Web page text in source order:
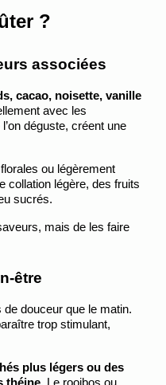
?
associées
cacao, noisette, vanille
avec les
déguste, créent une
ou légèrement
collation légère, des fruits
sucrés.
mais de les faire
être
de douceur que le matin.
trop stimulant,
plus légers ou des